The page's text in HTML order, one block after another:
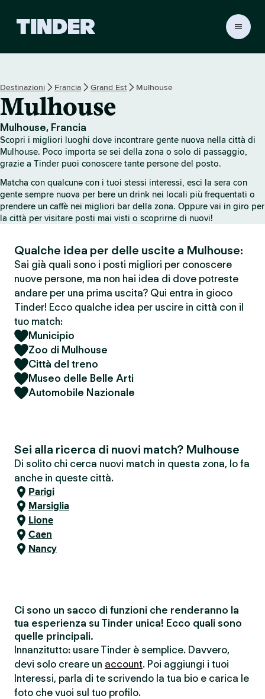
i
T
i
d
e
r
Destinazioni Francia Grand Est Mulhouse
Mulhouse
Mulhouse, Francia
Scopri i migliori luoghi dove incontrare gente nuova nella città di
Mulhouse. Poco importa se sei della zona o solo di passaggio,
grazie a Tinder puoi conoscere tante persone del posto.
Matcha con qualcunə con i tuoi stessi interessi, esci la sera con
gente sempre nuova per bere un drink nei locali più frequentati o
prendere un caffè nei migliori bar della zona. Oppure vai in giro per
la città per visitare posti mai visti o scoprirne di nuovi!
Qualche idea per delle uscite a Mulhouse:
Sai già quali sono i posti migliori per conoscere
nuove persone, ma non hai idea di dove potreste
andare per una prima uscita? Qui entra in gioco
Tinder! Ecco qualche idea per uscire in città con il
tuo match:
Municipio
Zoo di Mulhouse
Città del treno
Museo delle Belle Arti
Automobile Nazionale
Sei alla ricerca di nuovi match? Mulhouse
Di solito chi cerca nuovi match in questa zona, lo fa
anche in queste città.
Parigi
Marsiglia
Lione
Caen
Nancy
Ci sono un sacco di funzioni che renderanno la
tua esperienza su Tinder unica! Ecco quali sono
quelle principali.
Innanzitutto: usare Tinder è semplice. Davvero,
devi solo creare un account. Poi aggiungi i tuoi
Interessi, parla di te scrivendo la tua bio e carica le
foto che vuoi sul tuo profilo.